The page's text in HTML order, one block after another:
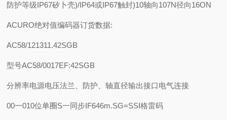
防护等级IP67矽卜壳)/IP64或IP67触封)10轴向107N径向16ON
ACURO绝对值编码器订货数据:
AC58/121311.42SGB
型号AC58/0017EF:42SGB
分辨率电源电压法兰、防护、轴直径输出接口电气连接
00一010位单圈S一同步IF646m.SG=SSI格雷码